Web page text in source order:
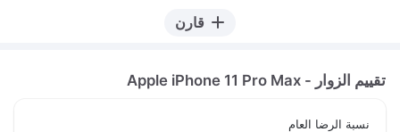
قارن
تقييم الزوار - Apple iPhone 11 Pro Max
نسبة الرضا العام